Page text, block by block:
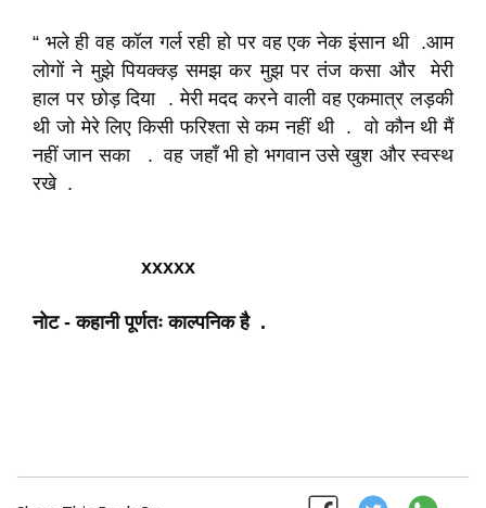
“ भले ही वह कॉल गर्ल रही हो पर वह एक नेक इंसान थी .आम
लोगों ने मुझे पियक्क्ड़ समझ कर मुझ पर तंज कसा और मेरी
हाल पर छोड़ दिया . मेरी मदद करने वाली वह एकमात्र लड़की
थी जो मेरे लिए किसी फरिश्ता से कम नहीं थी . वो कौन थी मैं
नहीं जान सका . वह जहाँ भी हो भगवान उसे खुश और स्वस्थ
रखे .
xxxxx
नोट - कहानी पूर्णतः काल्पनिक है .